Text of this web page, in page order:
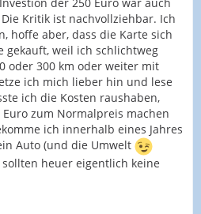
Kritik ist nachvollziehbar. Ich
hoffe aber, dass die Karte sich
gekauft, weil ich schlichtweg
oder 300 km oder weiter mit
ich mich lieber hin und lese
ich die Kosten raushaben,
zum Normalpreis machen
ich innerhalb eines Jahres
Auto (und die Umwelt
heuer eigentlich keine